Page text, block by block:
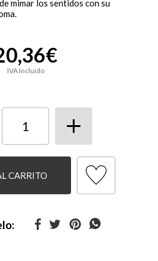
mimar los sentidos con su
IVA Incluido
CARRITO